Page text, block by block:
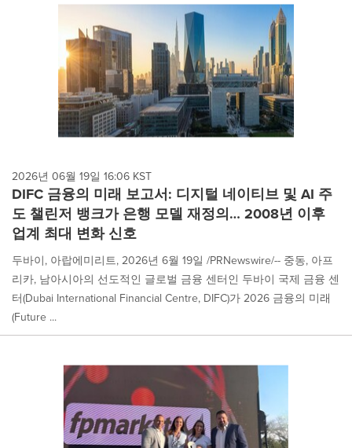
2026년 06월 19일 16:06 KST
DIFC 금융의 미래 보고서: 디지털 네이티브 및 AI 주
도 챌린저 뱅크가 은행 모델 재정의… 2008년 이후
업계 최대 변화 신호
두바이, 아랍에미리트, 2026년 6월 19일 /PRNewswire/-- 중동, 아프
리카, 남아시아의 선도적인 글로벌 금융 센터인 두바이 국제 금융 센
터(Dubai International Financial Centre, DIFC)가 2026 금융의 미래
(Future ...